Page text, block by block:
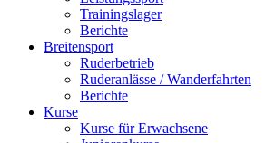
Trainingslager
Berichte
Breitensport
Ruderbetrieb
Ruderanlässe / Wanderfahrten
Berichte
Kurse
Kurse für Erwachsene